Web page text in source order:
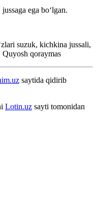
ega boʻlgan.
suzuk, kichkina jussali,
qoraymas
saytida qidirib
Lotin.uz sayti tomonidan